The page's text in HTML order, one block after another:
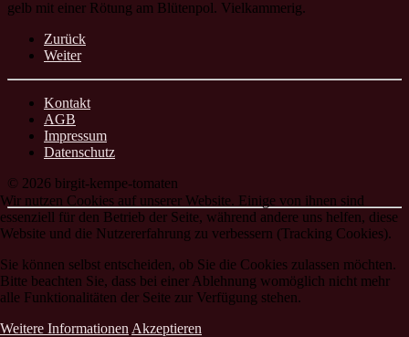
gelb mit einer Rötung am Blütenpol. Vielkammerig.
Zurück
Weiter
Kontakt
AGB
Impressum
Datenschutz
© 2026 birgit-kempe-tomaten
Wir nutzen Cookies auf unserer Website. Einige von ihnen sind
essenziell für den Betrieb der Seite, während andere uns helfen, diese
Website und die Nutzererfahrung zu verbessern (Tracking Cookies).
Sie können selbst entscheiden, ob Sie die Cookies zulassen möchten.
Bitte beachten Sie, dass bei einer Ablehnung womöglich nicht mehr
alle Funktionalitäten der Seite zur Verfügung stehen.
Weitere Informationen Akzeptieren